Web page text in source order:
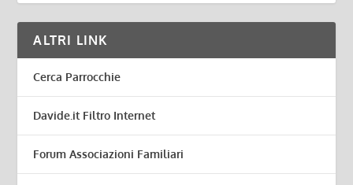
ALTRI LINK
Cerca Parrocchie
Davide.it Filtro Internet
Forum Associazioni Familiari